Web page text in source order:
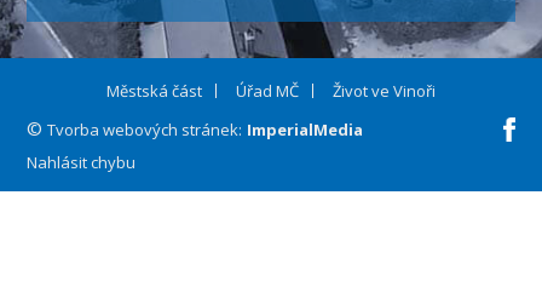
©Tvorba webových stránek: ImperialMedia
Městská část Úřad MČ Život ve Vinoři
Nahlásit chybu